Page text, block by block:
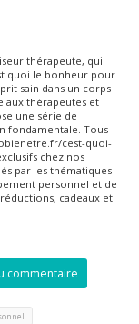
thérapeute, qui
quoi le bonheur pour
sain dans un corps
aux thérapeutes et
une série de
fondamentale. Tous
cest-quoi-
chez nos
par les thématiques
personnel et de
cadeaux et
commentaire